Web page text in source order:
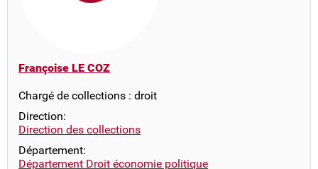
Françoise LE COZ
Chargé de collections : droit
Direction:
Direction des collections
Département:
Département Droit économie politique